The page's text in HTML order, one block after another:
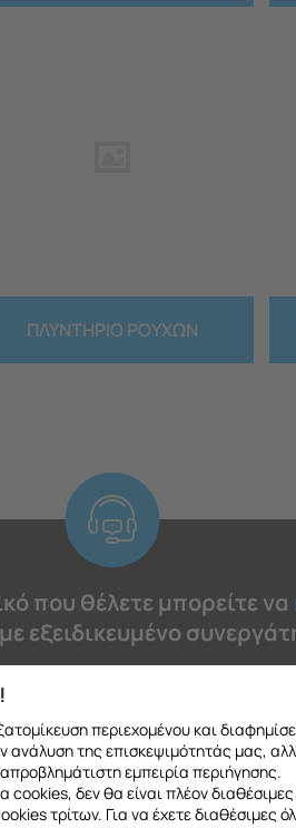
ΠΛΥΝΤΗΡΙΟ ΡΟΥΧΩΝ
που θέλετε μπορείτε να
εξειδικευμένο
H Διαδικασία μας
περιεχομένου και
ανάλυση της επισκεψιμότητάς μας,
εμπειρία περιήγησης.
δεν θα είναι πλέον διαθέσιμες
τρίτων. Για να έχετε διαθέσιμες